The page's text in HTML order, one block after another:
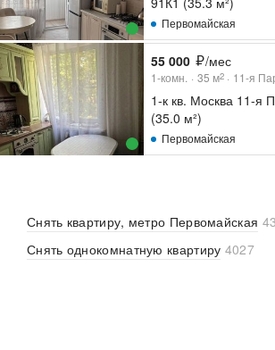
Первомайская
55 000 /мес
1-комн. 35 м2 11-я
1-к кв. Москва 11-я
(35.0 м²)
Первомайская
Снять квартиру, метро Первомайская 43
Снять однокомнатную квартиру 4027